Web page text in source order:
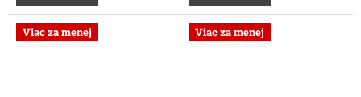
Viac za menej Viac za menej